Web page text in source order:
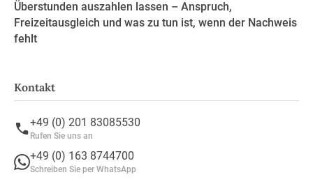
Überstunden auszahlen lassen – Anspruch,
Freizeitausgleich und was zu tun ist, wenn der Nachweis
fehlt
Kontakt
+49 (0) 201 83085530
Rufen Sie uns an
+49 (0) 163 8744700
Schreiben Sie per WhatsApp